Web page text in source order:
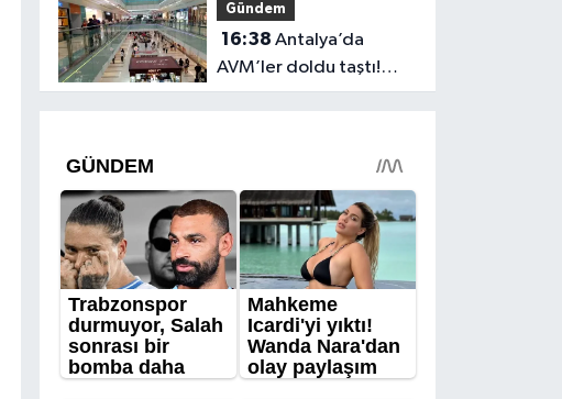
gündem oldu
Gündem
16:38
AVM’ler doldu taştı!
vatandaşların geliş